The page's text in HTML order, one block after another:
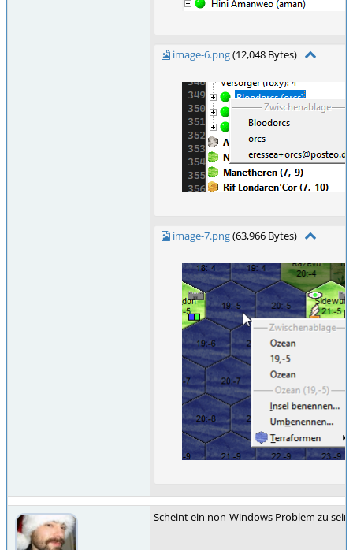
image-6.png(12,048 Bytes)
image-7.png(63,966 Bytes)
Scheint ein non-Windows Problem zu